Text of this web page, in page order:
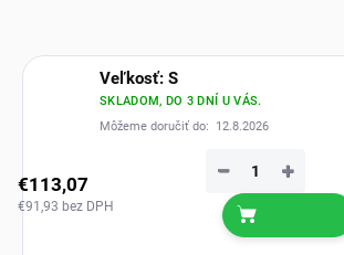
Veľkosť: S
SKLADOM, DO 3 DNÍ U VÁS.
Môžeme doručiť do:
12.8.2026
€113,07
€91,93 bez DPH
+
−